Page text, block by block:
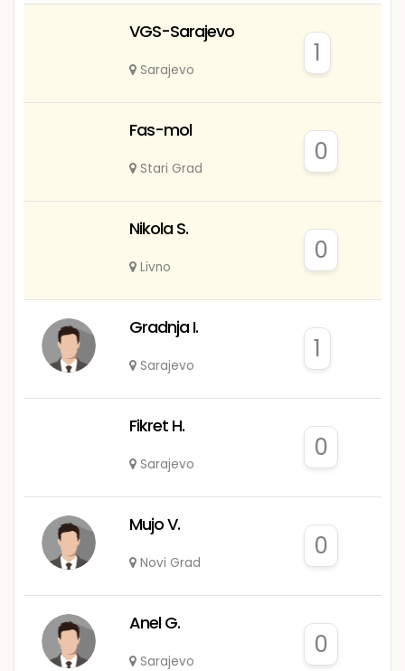
VGS-Sarajevo
Sarajevo
1
Fas-mol
Stari Grad
0
Nikola S.
Livno
0
Gradnja I.
Sarajevo
1
Fikret H.
Sarajevo
0
Mujo V.
Novi Grad
0
Anel G.
Sarajevo
0